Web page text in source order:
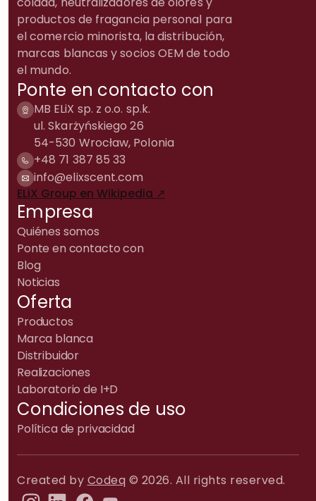
productos de fragancia personal para
el comercio minorista, la distribución,
marcas blancas y socios OEM de todo
el mundo.
Ponte en contacto con
MB ELiX sp. z o.o. sp.k.
ul. Skarżyńskiego 26
54-530 Wrocław, Polonia
+48 71 387 85 33
info@elixscent.com
ELiX Group en Wikipedia ↗
Empresa
Quiénes somos
Ponte en contacto con
Blog
Noticias
Oferta
Productos
Marca blanca
Distribuidor
Realizaciones
Laboratorio de I+D
Condiciones de uso
Política de privacidad
Created by Codeq © 2026. All rights reserved.